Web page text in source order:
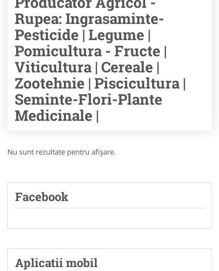
Rupea: Ingrasaminte-
Pesticide | Legume |
Pomicultura - Fructe |
Viticultura | Cereale |
Zootehnie | Piscicultura |
Seminte-Flori-Plante
Medicinale |
Nu sunt rezultate pentru afişare.
Facebook
Aplicatii mobil